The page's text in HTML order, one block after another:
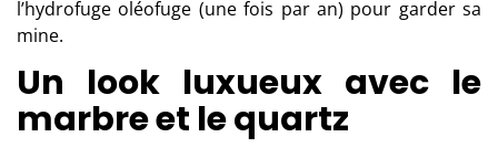
l’hydrofuge oléofuge (une fois par an) pour garder sa
mine.
Un look luxueux avec le
marbre et le quartz